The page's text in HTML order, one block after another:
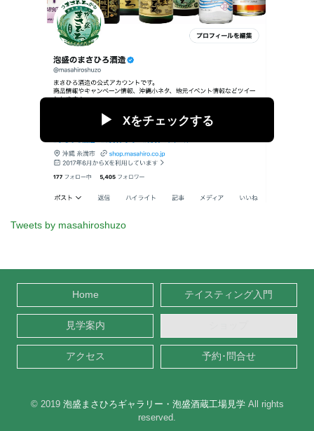
▶ Xをチェックする
Tweets by masahiroshuzo
Home テイスティング入門
見学案内
アクセス 予約･問合せ
© 2019 泡盛まさひろギャラリー・泡盛酒蔵工場見学All rights
reserved.